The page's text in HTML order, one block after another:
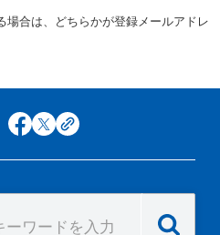
場合は、どちらかが登録メールアドレ
facebook
x copy